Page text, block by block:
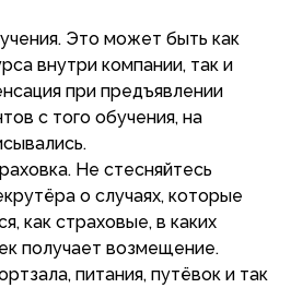
Это может быть как
внутри компании, так и
при предъявлении
с того обучения, на
Не стесняйтесь
о случаях, которые
как страховые, в каких
получает возмещение.
питания, путёвок и так